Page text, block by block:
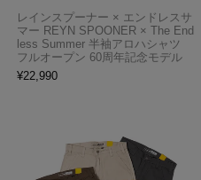
レインスプーナー × エンドレスサ
マー REYN SPOONER × The End
less Summer 半袖アロハシャツ
フルオープン 60周年記念モデル
¥22,990